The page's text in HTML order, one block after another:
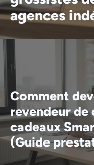
agences
Comment
revendeur
cadeaux
(Guide